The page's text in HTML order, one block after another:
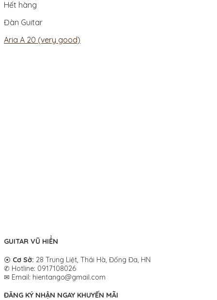
Hết hàng
Đàn Guitar
Aria A 20 (very good)
GUITAR VŨ HIỂN
⦿ Cơ Sở: 28 Trung Liệt, Thái Hà, Đống Đa, HN
✆ Hotline: 0917108026
✉ Email: hientango@gmail.com
ĐĂNG KÝ NHẬN NGAY KHUYẾN MÃI